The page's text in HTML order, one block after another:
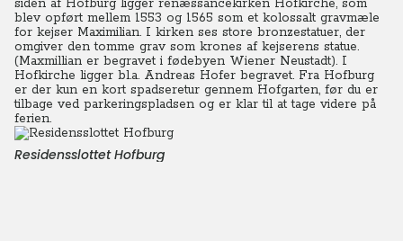
siden af Hofburg ligger renæssancekirken Hofkirche, som
blev opført mellem 1553 og 1565 som et kolossalt gravmæle
for kejser Maximilian. I kirken ses store bronzestatuer, der
omgiver den tomme grav som krones af kejserens statue.
(Maxmillian er begravet i fødebyen Wiener Neustadt). I
Hofkirche ligger bl.a. Andreas Hofer begravet. Fra Hofburg
er der kun en kort spadseretur gennem Hofgarten, før du er
tilbage ved parkeringspladsen og er klar til at tage videre på
ferien.
Residensslottet Hofburg